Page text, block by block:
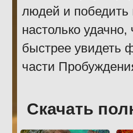
людей и победить
настолько удачно,
быстрее увидеть
части
Скачать